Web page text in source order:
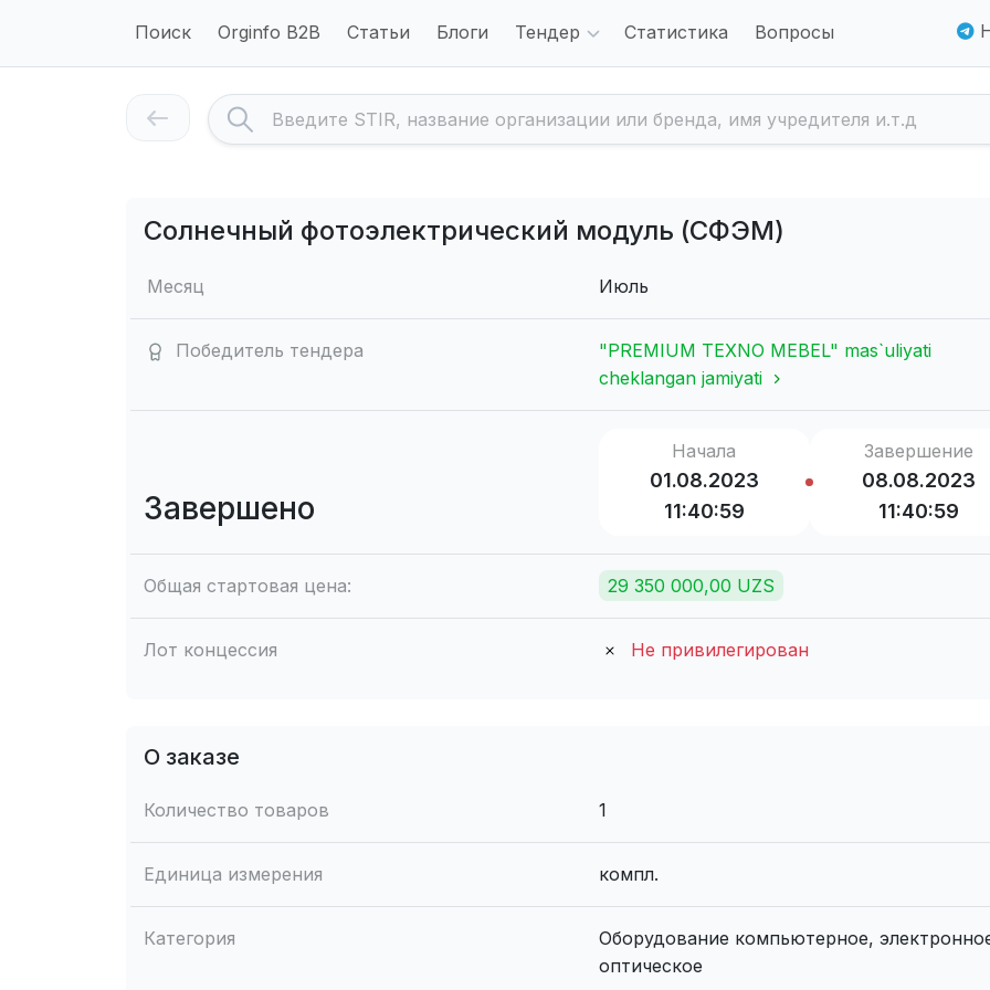
Поиск Orginfo B2B Статьи Блоги Тендер Статистика Вопросы
Солнечный фотоэлектрический модуль (СФЭМ)
Месяц Июль
Победитель тендера
"PREMIUM TEXNO MEBEL" mas`uliyati
cheklangan jamiyati
Завершено
Начала
01.08.2023
11:40:59
Завершение
08.08.2023
11:40:59
Общая стартовая цена: 29 350 000,00 UZS
Лот концессия Не привилегирован
О заказе
Количество товаров 1
Единица измерения компл.
Категория
Оборудование компьютерное,
оптическое